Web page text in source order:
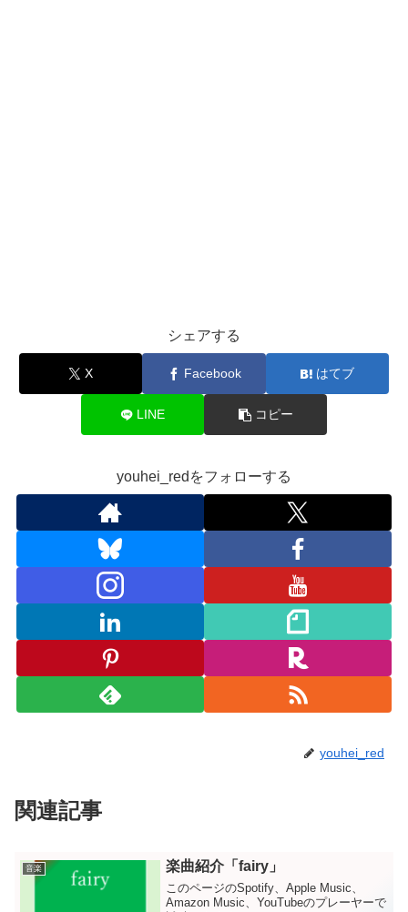
シェアする
X Facebook はてブ
LINE コピー
youhei_redをフォローする
youhei_red
関連記事
音楽 楽曲紹介「fairy」
このページのSpotify、Apple Music、
Amazon Music、YouTubeのプレーヤーで